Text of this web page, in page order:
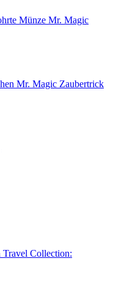
Mr. Magic
Mr. Magic Zaubertrick
Travel Collection: